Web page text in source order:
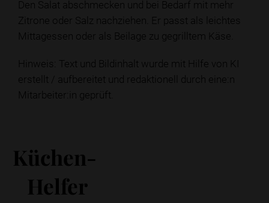
Den Salat abschmecken und bei Bedarf mit mehr
Zitrone oder Salz nachziehen. Er passt als leichtes
Mittagessen oder als Beilage zu gegrilltem Käse.
Hinweis: Text und Bildinhalt wurde mit Hilfe von KI
erstellt / aufbereitet und redaktionell durch eine:n
Mitarbeiter:in geprüft.
Küchen-
Helfer